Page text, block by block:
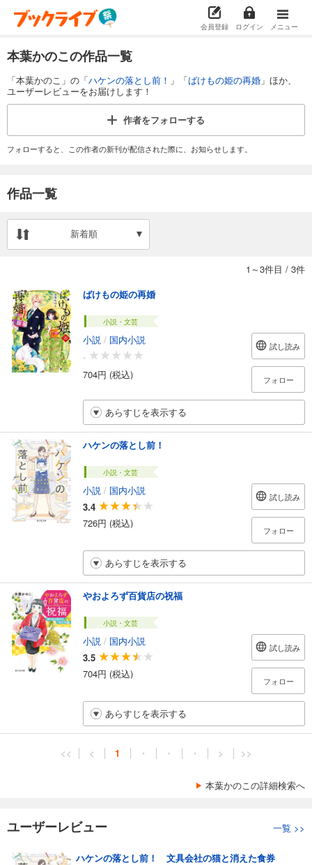
会員登録 ログイン メニュー
本葉かのこの作品一覧
「本葉かのこ」の「ハケンの落とし前！ 」「ばけもの姫の再婚 」ほか、
ユーザーレビューをお届けします！
作者をフォローする
フォローすると、この作者の新刊が配信された際に、お知らせします。
作品一覧
新着順
1～3件目 / 3件
ばけもの姫の再婚
小説・文芸
小説 / 国内小説
-
704円 (税込)
試し読み
フォロー
あらすじを表示する
ハケンの落とし前！
小説・文芸
小説 / 国内小説
3.4
726円 (税込)
試し読み
フォロー
あらすじを表示する
やおよろず百貨店の祝福
小説・文芸
小説 / 国内小説
3.5
704円 (税込)
試し読み
フォロー
あらすじを表示する
<< < 1 ・ ・ ・ > >>
本葉かのこの詳細検索へ
ユーザーレビュー 一覧 >>
ハケンの落とし前！ 文具会社の猫と消えた食券